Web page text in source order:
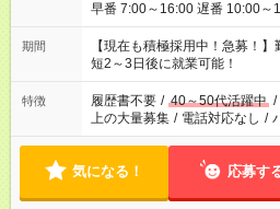
早番 7:00～16:00 遅番 10:00～
と休みを合わせたい」 「余裕
「できれば残業はしたくない
ね。 ※Wワーク希望の方へ 今ご覧のお仕事で希望する勤務時間
と、もう1つのお仕事の勤務時
合は応募できません。
期間
【現在も積極採用中！急募！
短2～3日後に就業可能！
特徴 履歴書不要 / 40～50代活躍中 /
上の大量募集 / 電話対応なし /
気になる！ 応募す